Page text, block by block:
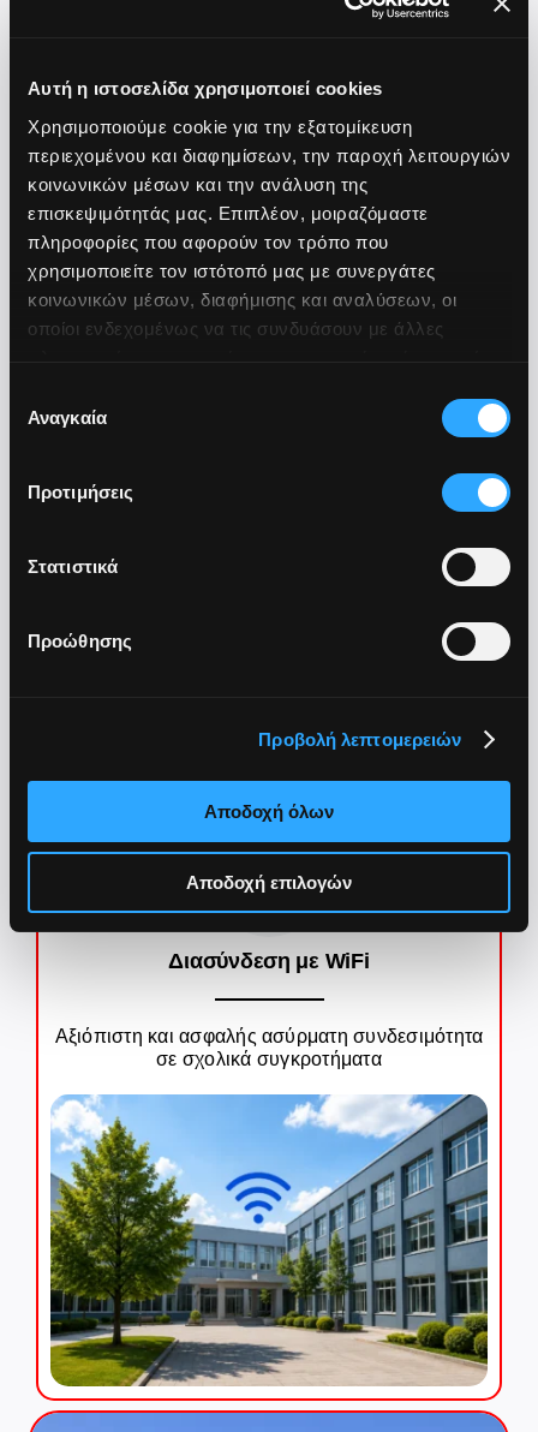
Αυτή η ιστοσελίδα χρησιμοποιεί cookies
Χρησιμοποιούμε cookie για την εξατομίκευση
περιεχομένου και διαφημίσεων, την παροχή λειτουργιών
κοινωνικών μέσων και την ανάλυση της
επισκεψιμότητάς μας. Επιπλέον, μοιραζόμαστε
πληροφορίες που αφορούν τον τρόπο που
χρησιμοποιείτε τον ιστότοπό μας με συνεργάτες
κοινωνικών μέσων, διαφήμισης και αναλύσεων, οι
οποίοι ενδεχομένως να τις συνδυάσουν με άλλες
των υπηρεσιών τους.
συγκατάθεσης
Αναγκαία
Προτιμήσεις
Στατιστικά
Προώθησης
Προβολή λεπτομερειών
Αποδοχή όλων
Αποδοχή επιλογών
Διαδραστικοί προβολείς για δημιουργικά
Διασύνδεση με WiFi
Αξιόπιστη και ασφαλής ασύρματη συνδεσιμότητα
σε σχολικά συγκροτήματα